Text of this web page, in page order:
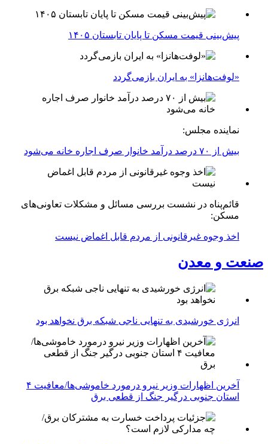
پیش‌بینی قیمت مسکن تا پایان تابستان ۱۴۰۵
«لوفت‌هانزا» به ایران بازمی‌گردد
نماینده مجلس:
بیش از ۷۰ درصد درآمد خانوار صرف اجاره خانه می‌شود
قائم‌پناه در نشست بررسی مسائل و مشکلات تعاونی‌های
مسکن:
اخذ وجوه غیرقانونی از مردم قابل اغماض نیست
صنعت و معدن
انرژی خورشیدی به تنهایی ناجی شبکه برق نخواهد بود
آخرین اظهارات وزیر نیرو درمورد خاموشی‌ها/معافیت ۴
استان جنوبی درگیر جنگ از قطعی برق